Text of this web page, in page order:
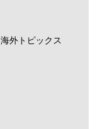
海外トピックス